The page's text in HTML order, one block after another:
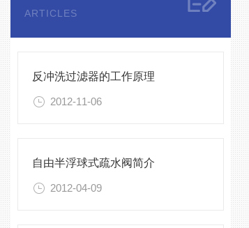
ARTICLES
反冲洗过滤器的工作原理
2012-11-06
自由半浮球式疏水阀简介
2012-04-09